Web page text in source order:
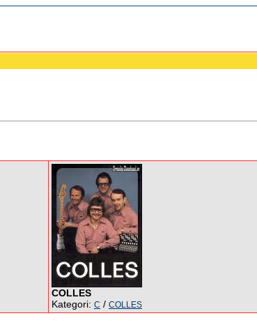
COLLES
Kategori: C / COLLES